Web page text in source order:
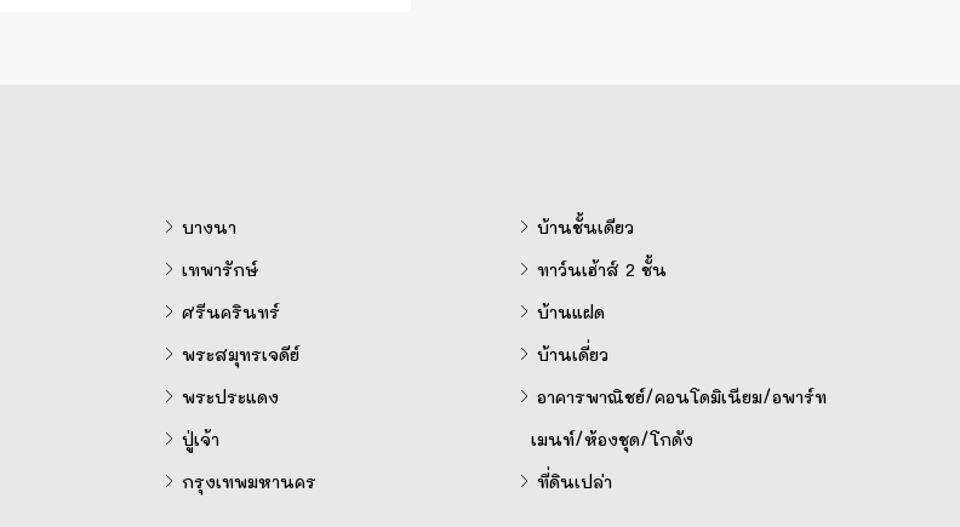
บางนา
เทพารักษ์
ศรีนครินทร์
พระสมุทรเจดีย์
พระประแดง
ปู่เจ้า
กรุงเทพมหานคร
บ้านชั้นเดียว
ทาว์นเฮ้าส์ 2 ชั้น
บ้านแฝด
บ้านเดี่ยว
อาคารพาณิชย์/คอนโดมิเนียม/อพาร์ท
เมนท์/ห้องชุด/โกดัง
ที่ดินเปล่า